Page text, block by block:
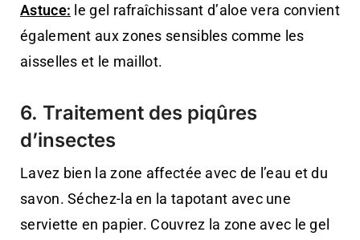
Astuce: le gel rafraîchissant d’aloe vera convient
également aux zones sensibles comme les
aisselles et le maillot.
6. Traitement des piqûres
d’insectes
Lavez bien la zone affectée avec de l’eau et du
savon. Séchez-la en la tapotant avec une
serviette en papier. Couvrez la zone avec le gel